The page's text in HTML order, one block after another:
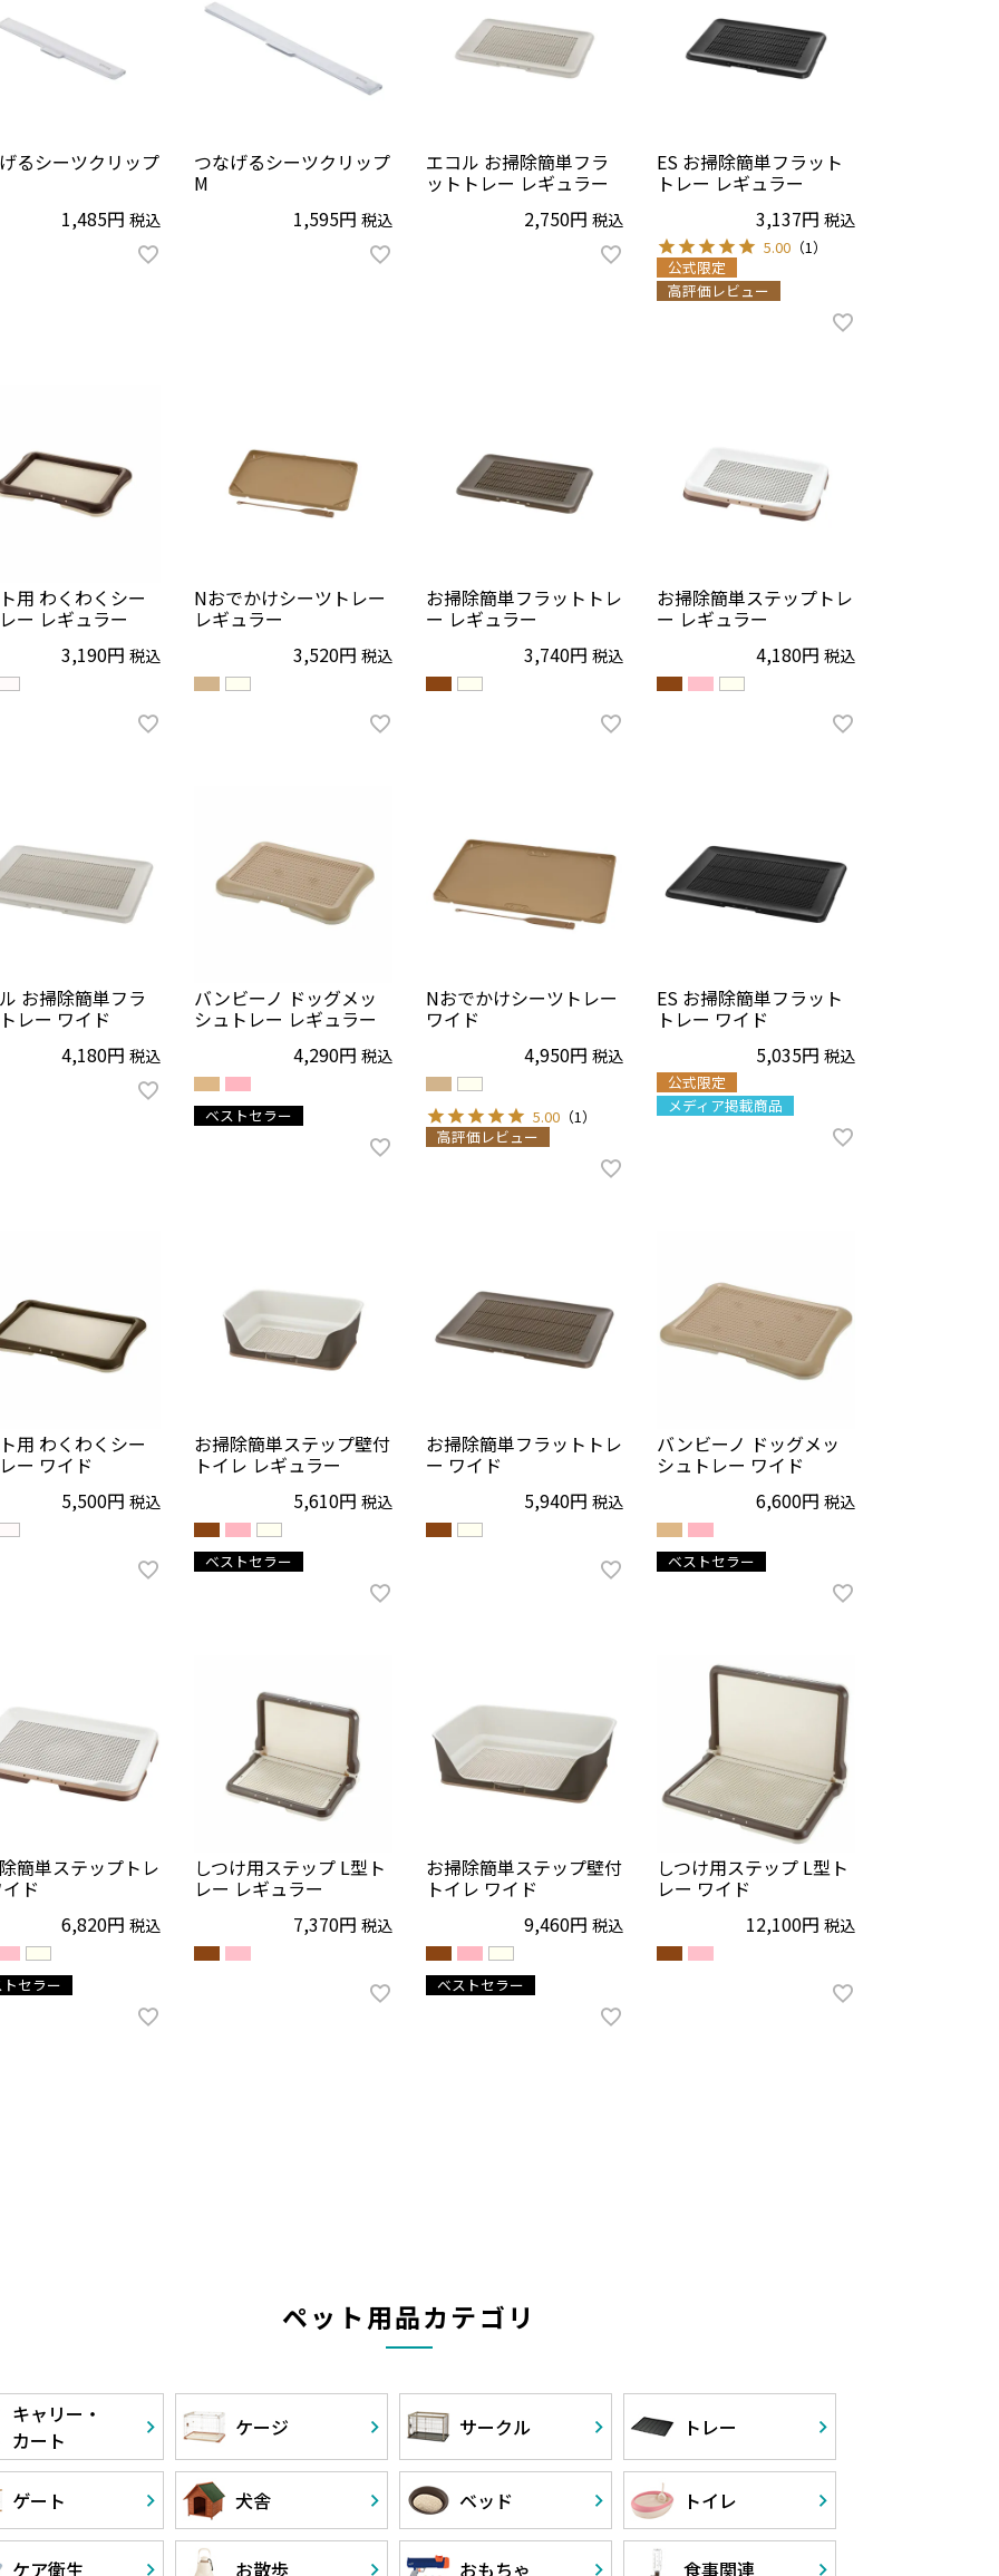
るシーツクリップ
1,485 税込
つなげるシーツクリップ
M
1,595
税込
エコル お掃除簡単フラ
ットトレー レギュラー
2,750
税込
ES お掃除簡単フラット
トレー レギュラー
3,137
税込
公式限定
高評価レビュー
用 わくわくシー
ー レギュラー
3,190
税込
Nおでかけシーツトレー
レギュラー
3,520
税込
お掃除簡単フラットトレ
ー レギュラー
3,740
税込
お掃除簡単ステップトレ
ー レギュラー
4,180
税込
お掃除簡単フラ
レー ワイド
4,180
税込
バンビーノ ドッグメッ
シュトレー レギュラー
4,290
税込
ベストセラー
Nおでかけシーツトレー
ワイド
4,950
税込
（ 1
高評価レビュー
ES お掃除簡単フラット
トレー ワイド
5,035
税込
公式限定
メディア掲載商品
用 わくわくシー
ー ワイド
5,500
税込
お掃除簡単ステップ壁付
トイレ レギュラー
5,610
税込
ベストセラー
お掃除簡単フラットトレ
ー ワイド
5,940
税込
バンビーノ ドッグメッ
シュトレー ワイド
6,600
税込
ベストセラー
簡単ステップトレ
ド
6,820
税込
セラー
しつけ用ステップ L型ト
レー レギュラー
7,370
税込
お掃除簡単ステップ壁付
トイレ ワイド
9,460
税込
ベストセラー
しつけ用ステップ L型ト
レー ワイド
12,100
税込
ペット用品カテゴリ
キャリー・
カート
ケージ サークル トレー
ゲート 犬舎 ベッド トイレ
ケア衛生 お散歩 おもちゃ 食事関連